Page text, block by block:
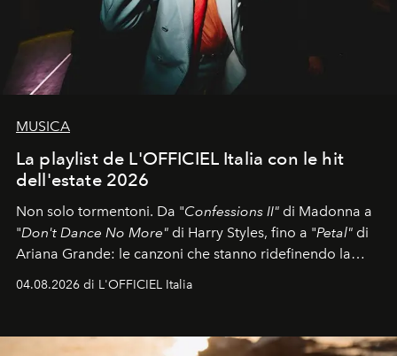
MUSICA
La playlist de L'OFFICIEL Italia con le hit
dell'estate 2026
Non solo tormentoni. Da "Confessions II" di Madonna a
"Don't Dance No More" di Harry Styles, fino a "Petal" di
Ariana Grande: le canzoni che stanno ridefinendo la
colonna sonora della stagione.
04.08.2026 di L'OFFICIEL Italia